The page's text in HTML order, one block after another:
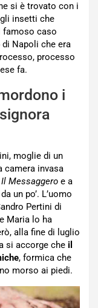
si è trovato con i
insetti che
famoso caso
di Napoli che era
processo
fa.
i
moglie di un
camera invasa
Il Messaggero e a
un po’. L’uomo
Pertini di
Maria lo ha
alla fine di luglio
si accorge che il
, formica che
morso ai piedi.